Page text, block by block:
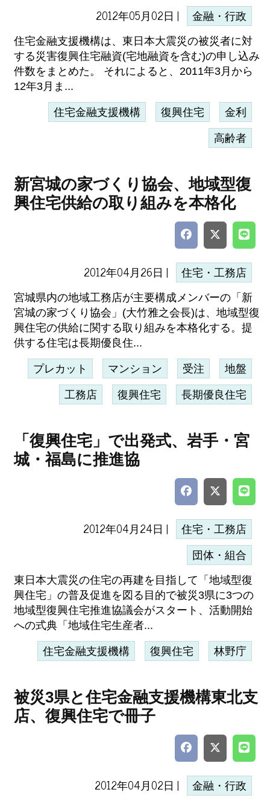
2012年05月02日 | 金融・行政
住宅金融支援機構は、東日本大震災の被災者に対
する災害復興住宅融資(宅地融資を含む)の申し込み
件数をまとめた。 それによると、2011年3月から
12年3月ま...
住宅金融支援機構 復興住宅 金利
高齢者
新宮城の家づくり協会、地域型復
興住宅供給の取り組みを本格化
2012年04月26日 | 住宅・工務店
宮城県内の地域工務店が主要構成メンバーの「新
宮城の家づくり協会」(大竹雅之会長)は、地域型復
興住宅の供給に関する取り組みを本格化する。提
供する住宅は長期優良住...
プレカット マンション 受注 地盤
工務店 復興住宅 長期優良住宅
「復興住宅」で出発式、岩手・宮
城・福島に推進協
2012年04月24日 | 住宅・工務店
団体・組合
東日本大震災の住宅の再建を目指して「地域型復
興住宅」の普及促進を図る目的で被災3県に3つの
地域型復興住宅推進協議会がスタート、活動開始
への式典「地域住宅生産者...
住宅金融支援機構 復興住宅 林野庁
被災3県と住宅金融支援機構東北支
店、復興住宅で冊子
2012年04月02日 | 金融・行政